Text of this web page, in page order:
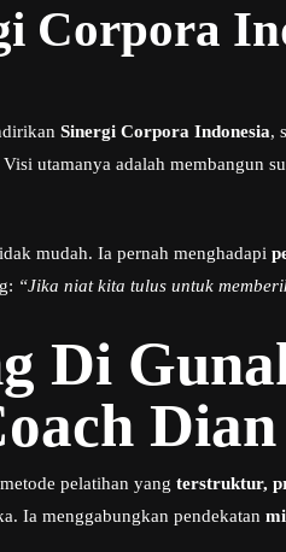
Corpora
Sinergi Corpora Indonesia,
utamanya adalah membangun
mudah. Ia pernah menghadapi
“Jika niat kita tulus untuk
Di
pelatihan yang terstruktur,
Ia menggabungkan pendekatan